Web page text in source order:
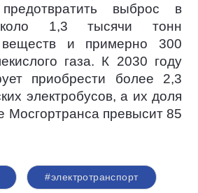
выброс в
1,3 тысячи тонн
веществ и примерно 300
газа. К 2030 году
приобрести более 2,3
электробусов, а их доля
Мосгортранса превысит 85
#электротранспорт